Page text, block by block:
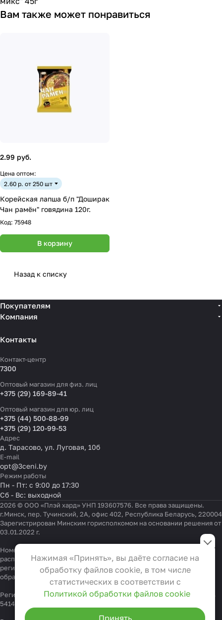
Вам также может понравиться
2.99 руб.
Цена оптом:
2.60 р. от 250 шт
Корейская лапша б/п "Доширак
Чан рамён" говядина 120г.
Код: 75948
В корзину
Назад к списку
Покупателям
Компания
Контакты
Контакт-центр
7300
Оптовый магазин для физ. лиц
+375 (29) 169-89-41
Оптовый магазин для юр. лиц
+375 (44) 500-88-99
+375 (29) 120-99-53
Адрес
д. Тарасово, ул. Луговая, 10б
E-mail
opt@3ceni.by
Режим работы
Пн - Пт: с 9:00 до 17:30
Сб - Вс: выходной
2026 © ООО «Плэй хард» УНП 193607576. Все права защищены.
г.Минск, пер. Тучинский, 2А, офис 402, Республика Беларусь, 220004
Зарегистрирован Минским горисполкомом на основании решения от
03.01.2022 г.
Номер телефона работников местных исполнительных и
распорядительных органов по месту государственной
регистрации ООО «Плэй хард», уполномоченных рассматривать
обращения покупателей:
+375 17 323-41-58 ,
Регистрационный номер в Торговом реестре Республики Беларусь
541404 от 19.09.2022
Настройки файлов cookie
Функциональные
Эти файлы необходимы для
функционирования сайта и не
могут быть отключены в наших
системах. Вы можете настроить
браузер так, чтобы он блокировал
Нажимая «Принять», вы даёте согласие на
обработку файлов cookie, в том числе
статистических в соответствии с
Политикой обработки файлов cookie
Принять